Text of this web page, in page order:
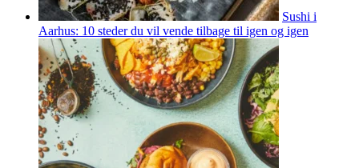
Sushi i
Aarhus: 10 steder du vil vende tilbage til igen og igen